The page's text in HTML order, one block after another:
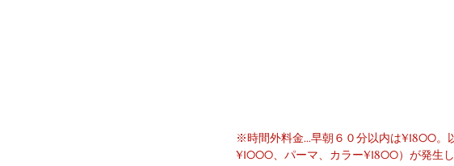
※時間外料金...早朝６０分以内は¥1800。
¥1000、パーマ、カラー¥1800）が発生